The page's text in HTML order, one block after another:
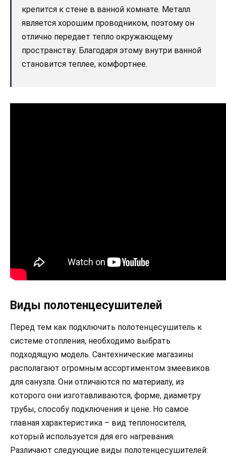
крепится к стене в ванной комнате. Металл
является хорошим проводником, поэтому он
отлично передает тепло окружающему
пространству. Благодаря этому внутри ванной
становится теплее, комфортнее.
Виды полотенцесушителей
Перед тем как подключить полотенцесушитель к
системе отопления, необходимо выбрать
подходящую модель. Сантехнические магазины
располагают огромным ассортиментом змеевиков
для санузла. Они отличаются по материалу, из
которого они изготавливаются, форме, диаметру
трубы, способу подключения и цене. Но самое
главная характеристика – вид теплоносителя,
который используется для его нагревания.
Различают следующие виды полотенцесушителей: